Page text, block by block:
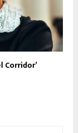
Corridor’